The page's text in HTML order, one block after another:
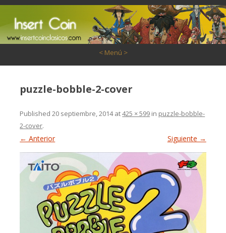
< Menú >
puzzle-bobble-2-cover
Published20 septiembre, 2014at425 × 599 in puzzle-bobble-
2-cover.
← Anterior Siguiente →